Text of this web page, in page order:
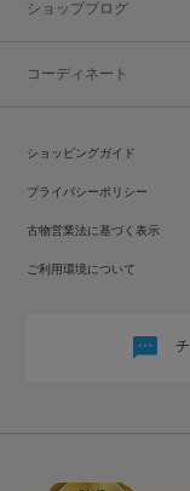
ショップブログ
コーディネート
ショッピングガイド
プライバシーポリシー
古物営業法に基づく表示
ご利用環境について